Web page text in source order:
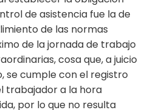
de asistencia fue la de
de las normas
de la jornada de trabajo
cosa que, a juicio
se cumple con el registro
trabajador a la hora
por lo que no resulta